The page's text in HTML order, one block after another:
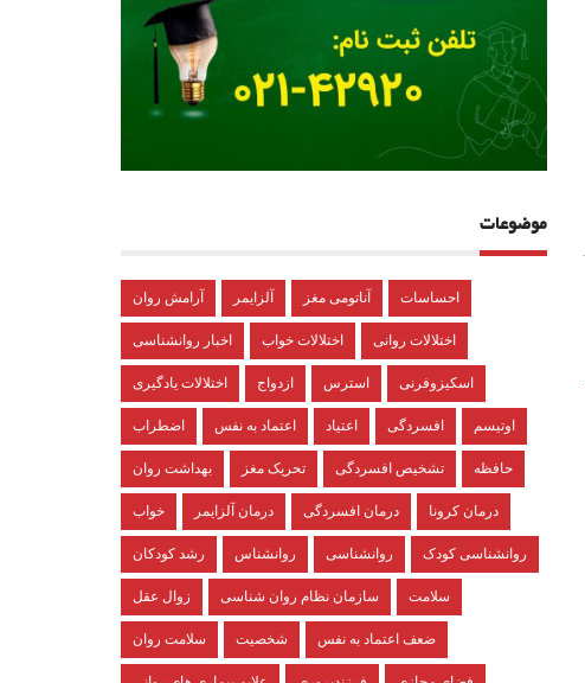
موضوعات
آرامش روان آلزایمر آناتومی مغز احساسات
اخبار روانشناسی اختلالات خواب اختلالات روانی
اختلالات یادگیری ازدواج استرس اسکیزوفرنی
اضطراب اعتماد به نفس اعتیاد افسردگی اوتیسم
بهداشت روان تحریک مغز تشخیص افسردگی حافظه
خواب درمان آلزایمر درمان افسردگی درمان کرونا
رشد کودکان روانشناس روانشناسی روانشناسی کودک
زوال عقل سازمان نظام روان شناسی سلامت
سلامت روان شخصیت ضعف اعتماد به نفس